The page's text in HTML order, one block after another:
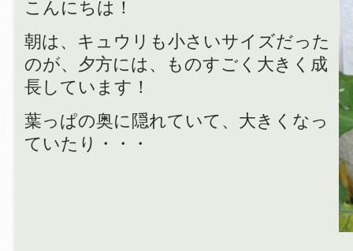
こんにちは！
朝は、キュウリも小さいサイズだった
のが、夕方には、ものすごく大きく成
長しています！
葉っぱの奥に隠れていて、大きくなっ
ていたり・・・